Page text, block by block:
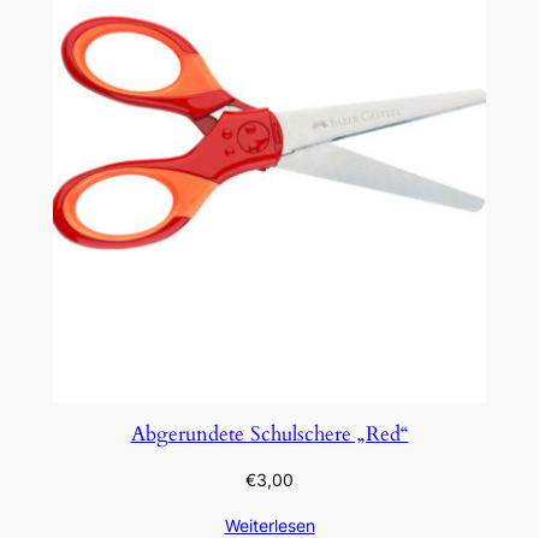
Abgerundete Schulschere „Red“
€3,00
Weiterlesen